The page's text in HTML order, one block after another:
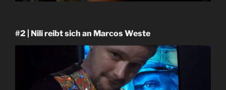
#2 | Nili reibt sich an Marcos Weste